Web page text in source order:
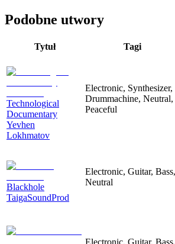
Podobne utwory
Tytuł Tagi
Technological
Documentary
Yevhen
Lokhmatov
Electronic, Synthesizer,
Drummachine, Neutral,
Peaceful
Blackhole
TaigaSoundProd
Electronic, Guitar, Bass,
Neutral
Electronic, Guitar, Bass,